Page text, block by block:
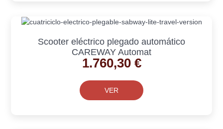
Scooter eléctrico plegado automático
CAREWAY Automat
1.760,30 €
VER